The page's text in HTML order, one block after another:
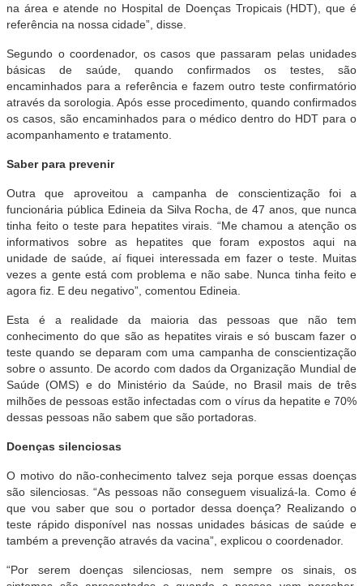
na área e atende no Hospital de Doenças Tropicais (HDT), que é
referência na nossa cidade”, disse.
Segundo o coordenador, os casos que passaram pelas unidades
básicas de saúde, quando confirmados os testes, são
encaminhados para a referência e fazem outro teste confirmatório
através da sorologia. Após esse procedimento, quando confirmados
os casos, são encaminhados para o médico dentro do HDT para o
acompanhamento e tratamento.
Saber para prevenir
Outra que aproveitou a campanha de conscientização foi a
funcionária pública Edineia da Silva Rocha, de 47 anos, que nunca
tinha feito o teste para hepatites virais. “Me chamou a atenção os
informativos sobre as hepatites que foram expostos aqui na
unidade de saúde, aí fiquei interessada em fazer o teste. Muitas
vezes a gente está com problema e não sabe. Nunca tinha feito e
agora fiz. E deu negativo”, comentou Edineia.
Esta é a realidade da maioria das pessoas que não tem
conhecimento do que são as hepatites virais e só buscam fazer o
teste quando se deparam com uma campanha de conscientização
sobre o assunto. De acordo com dados da Organização Mundial de
Saúde (OMS) e do Ministério da Saúde, no Brasil mais de três
milhões de pessoas estão infectadas com o vírus da hepatite e 70%
dessas pessoas não sabem que são portadoras.
Doenças silenciosas
O motivo do não-conhecimento talvez seja porque essas doenças
são silenciosas. “As pessoas não conseguem visualizá-la. Como é
que vou saber que sou o portador dessa doença? Realizando o
teste rápido disponível nas nossas unidades básicas de saúde e
também a prevenção através da vacina”, explicou o coordenador.
“Por serem doenças silenciosas, nem sempre os sinais, os